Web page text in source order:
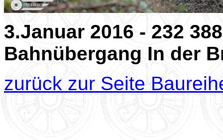
3.Januar 2016 - 232
Bahnübergang In der
zurück zur Seite